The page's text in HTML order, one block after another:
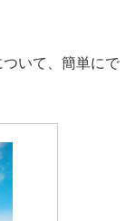
ついて、簡単にで